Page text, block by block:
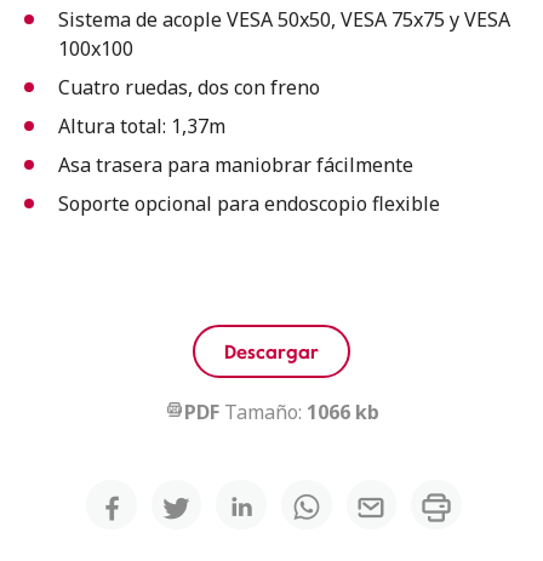
Sistema de acople VESA 50x50, VESA 75x75 y VESA
100x100
Cuatro ruedas, dos con freno
Altura total: 1,37m
Asa trasera para maniobrar fácilmente
Soporte opcional para endoscopio flexible
Descargar
PDF Tamaño: 1066 kb